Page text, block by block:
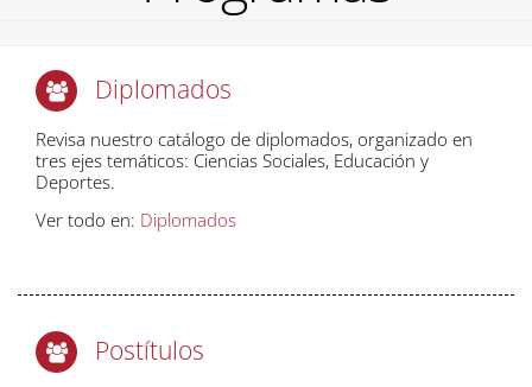
Diplomados
Revisa nuestro catálogo de diplomados, organizado en
tres ejes temáticos: Ciencias Sociales, Educación y
Deportes.
Ver todo en: Diplomados
Postítulos